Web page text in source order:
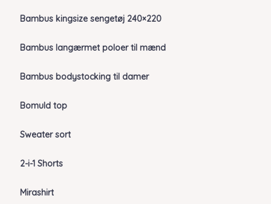
Bambus kingsize sengetøj 240×220
Bambus langærmet poloer til mænd
Bambus bodystocking til damer
Bomuld top
Sweater sort
2-i-1 Shorts
Mirashirt